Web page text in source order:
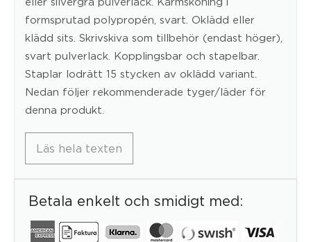
formsprutad polypropén, svart. Oklädd eller
klädd sits. Skrivskiva som tillbehör (endast höger),
svart pulverlack. Kopplingsbar och stapelbar.
Staplar lodrätt 15 stycken av oklädd variant.
Nedan följer rekommenderade tyger/läder för
denna produkt.
Läs hela texten
Betala enkelt och smidigt med: